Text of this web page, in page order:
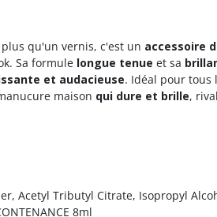
qu'un vernis, c'est un accessoire
Sa formule longue tenue et sa
et audacieuse. Idéal pour tous
maison qui dure et brille,
Acetyl Tributyl Citrate, Isopropyl
8ml